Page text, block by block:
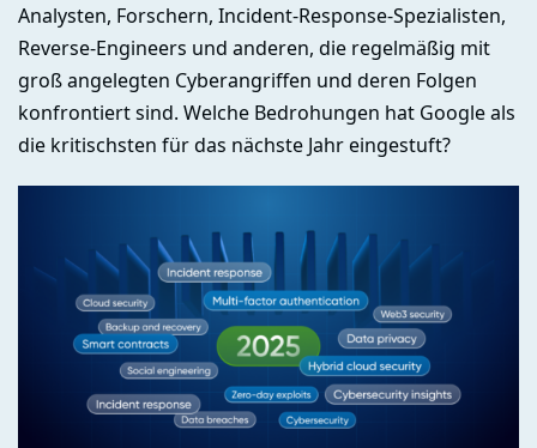
Analysten, Forschern, Incident-Response-Spezialisten,
Reverse-Engineers und anderen, die regelmäßig mit
groß angelegten Cyberangriffen und deren Folgen
konfrontiert sind. Welche Bedrohungen hat Google als
die kritischsten für das nächste Jahr eingestuft?